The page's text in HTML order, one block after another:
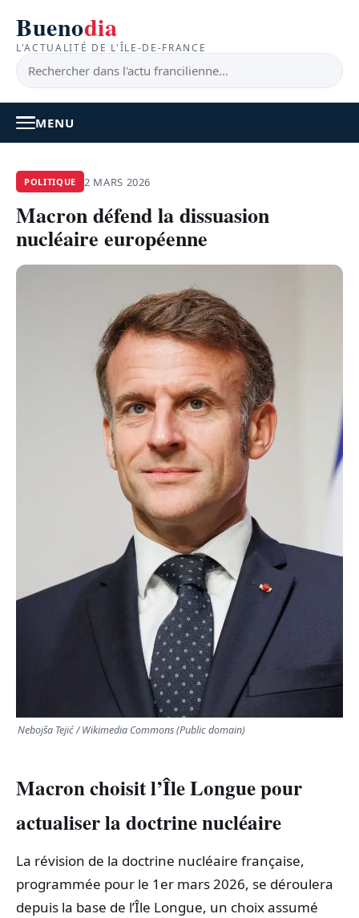
Buenodia
L'ACTUALITÉ DE L'ÎLE-DE-FRANCE
MENU
ACTUALITÉ
FAITS DIVERS
TRANSPORTS
POLITIQUE 2 MARS 2026
Macron défend la dissuasion
nucléaire européenne
Nebojša Tejić / Wikimedia Commons (Public domain)
Macron choisit l’Île Longue pour
actualiser la doctrine nucléaire
La révision de la doctrine nucléaire française,
programmée pour le 1er mars 2026, se déroulera
depuis la base de l’Île Longue, un choix assumé